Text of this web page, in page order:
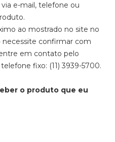
e-mail, telefone ou
ao mostrado no site no
necessite confirmar com
em contato pelo
fixo: (11) 3939-5700.
o produto que eu